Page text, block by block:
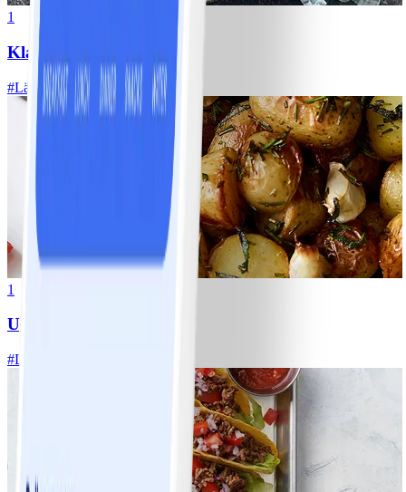
1
Klassisk vitkålssallad
#Lätt 20 MIN
1
Ugnsrostad potatis
#Lätt